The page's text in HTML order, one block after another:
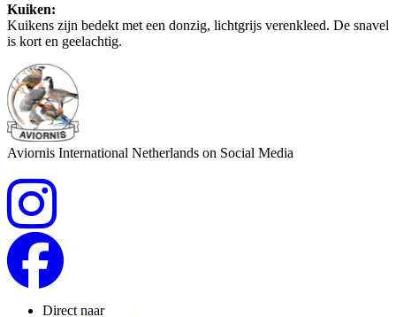
Kuiken:
Kuikens zijn bedekt met een donzig, lichtgrijs verenkleed. De snavel
is kort en geelachtig.
Aviornis International Netherlands on Social Media
Direct naar